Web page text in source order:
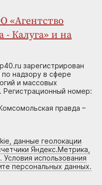
«Агентство
- Калуга» и на
зарегистрирован
надзору в сфере
и массовых
Регистрационный номер:
правда –
данные геолокации
Яндекс.Метрика,
использования
персональных данных.